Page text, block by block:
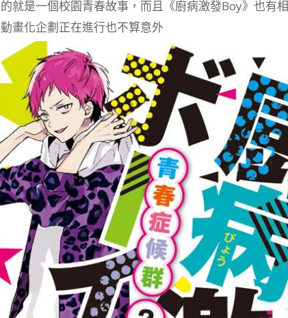
就是一個校園青春故事，而且《廚病激發Boy》也有
畫化企劃正在進行也不算意外